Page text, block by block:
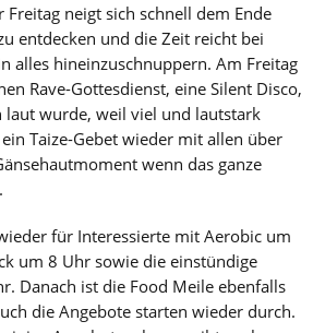
Freitag neigt sich schnell dem Ende
entdecken und die Zeit reicht bei
alles hineinzuschnuppern. Am Freitag
Rave-Gottesdienst, eine Silent Disco,
laut wurde, weil viel und lautstark
Taize-Gebet wieder mit allen über
wenn das ganze
für Interessierte mit Aerobic um
um 8 Uhr sowie die einstündige
Danach ist die Food Meile ebenfalls
die Angebote starten wieder durch.